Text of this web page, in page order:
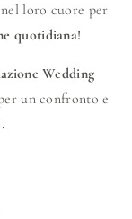
loro cuore per
quotidiana!
Wedding
un confronto e